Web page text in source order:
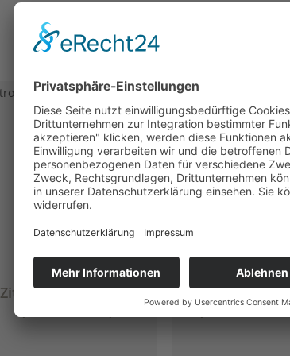
Zitrone Orange, Bio
Kaminglut,
(Rooibos mit Zimt-